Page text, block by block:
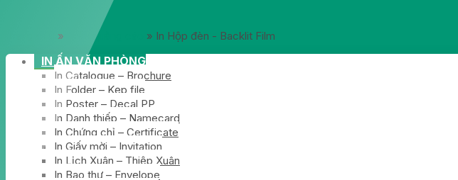
» In ấn quảng cáo » In Hộp đèn - Backlit Film
IN ẤN VĂN PHÒNG
In Catalogue – Brochure
In Folder – Kẹp file
In Poster – Decal PP
In Danh thiếp – Namecard
In Chứng chỉ – Certificate
In Giấy mời – Invitation
In Lịch Xuân – Thiệp Xuân
In Bao thư – Envelope